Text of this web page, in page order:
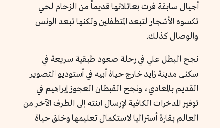
أجيال سابقة فرت بعائلاتها قديماً من الزحام لحي
تكسوه الأشجار لتبعد المتطفلين ولكنها تبعد الونس
والوصال كذلك.
نجح البطل علي في رحلة صعود طبقية سريعة في
سكنى مدينة زايد خارج حياة أبيه في أستوديو التصوير
القديم بالمعادي، ونجح القبطان العجوز إبراهيم في
توفير المدخرات الكافية لإرسال ابنته إلى الطرف الآخر من
العالم بقارة أستراليا لاستكمال تعليمها وخلق حياة